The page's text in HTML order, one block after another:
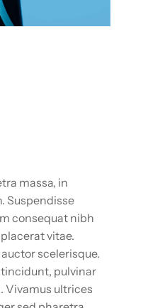
massa, in
Suspendisse
consequat nibh
vitae.
scelerisque.
pulvinar
Vivamus ultrices